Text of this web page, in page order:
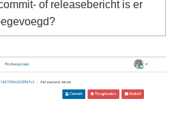
of releasebericht is er